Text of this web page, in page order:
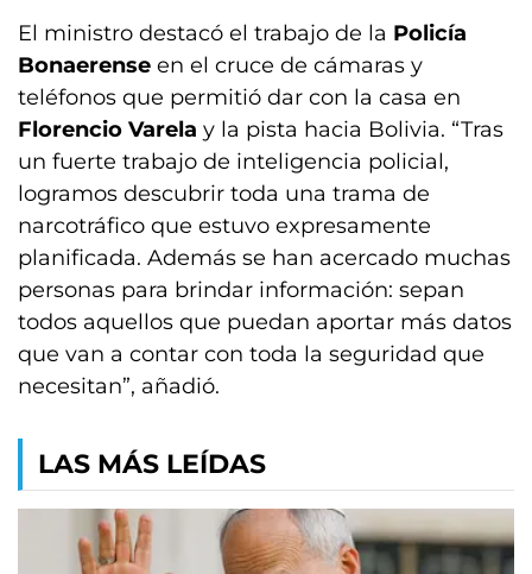
El ministro destacó el trabajo de la Policía
Bonaerense en el cruce de cámaras y
teléfonos que permitió dar con la casa en
Florencio Varela y la pista hacia Bolivia. “Tras
un fuerte trabajo de inteligencia policial,
logramos descubrir toda una trama de
narcotráfico que estuvo expresamente
planificada. Además se han acercado muchas
personas para brindar información: sepan
todos aquellos que puedan aportar más datos
que van a contar con toda la seguridad que
necesitan”, añadió.
LAS MÁS LEÍDAS